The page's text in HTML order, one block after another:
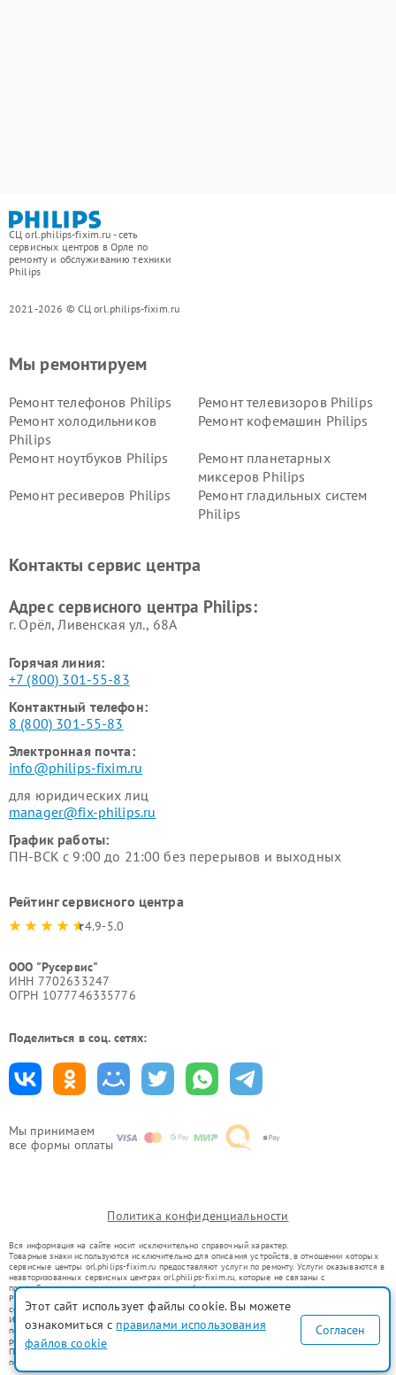
СЦ orl.philips-fixim.ru - сеть
сервисных центров в Орле по
ремонту и обслуживанию техники
Philips
2021-2026 © СЦ orl.philips-fixim.ru
Мы принимаем
все формы оплаты
Мы ремонтируем
Ремонт телефонов Philips
Ремонт телевизоров Philips
Ремонт холодильников
Philips
Ремонт кофемашин Philips
Ремонт ноутбуков Philips
Ремонт планетарных
миксеров Philips
Ремонт ресиверов Philips
Ремонт гладильных систем
Philips
Ремонт стиральных машин
Ремонт увлажнителей
Контакты сервис центра
Адрес сервисного центра Philips:
г. Орёл, Ливенская ул., 68А
Горячая линия:
+7 (800) 301-55-83
Контактный телефон:
8 (800) 301-55-83
Электронная почта:
info@philips-fixim.ru
для юридических лиц
manager@fix-philips.ru
График работы:
ПН-ВСК с 9:00 до 21:00 без перерывов и выходных
Рейтинг сервисного центра
4.9-5.0
ООО "Русервис"
ИНН 7702633247
ОГРН 1077746335776
Поделиться в соц. сетях:
Политика конфиденциальности
Вся информация на сайте носит исключительно справочный характер.
Товарные знаки используются исключительно для описания устройств, в отношении которых
сервисные центры orl.philips-fixim.ru предоставляют услуги по ремонту. Услуги оказываются в
неавторизованных сервисных центрах orl.philips-fixim.ru, которые не связаны с
правообладателями товарных знаков или их официальными представителями.
Ремонт осуществляется для устройств, уже введенных в гражданский оборот в соответствии
со статьей 1487 ГК РФ.
Использование товарных знаков не преследует цели индивидуализации услуг или введения
потребителей в заблуждение, а служит для информирования о предоставляемых услугах по
ремонту техники указанных брендов.
Представленная на сайте информация не является публичной офертой, определяемой
положениями Статьи 437(2) Гражданского кодекса РФ
Этот сайт использует файлы cookie. Вы можете
ознакомиться с правилами использования
файлов cookie
Согласен